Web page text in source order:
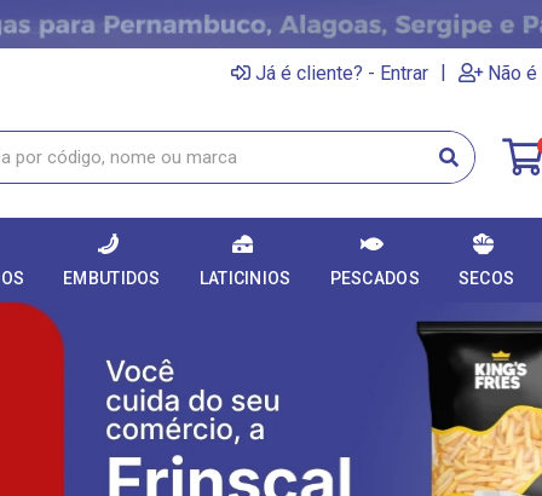
Já é cliente? - Entrar | Não
EMBUTIDOS LATICINIOS PESCADOS SECOS